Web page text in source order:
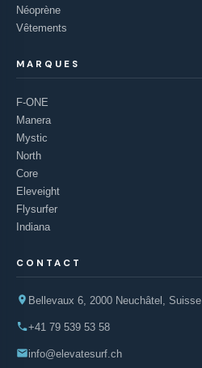
Néoprène
Vêtements
MARQUES
F-ONE
Manera
Mystic
North
Core
Eleveight
Flysurfer
Indiana
CONTACT
Bellevaux 6, 2000 Neuchâtel, Suisse
+41 79 539 53 58
info@elevatesurf.ch